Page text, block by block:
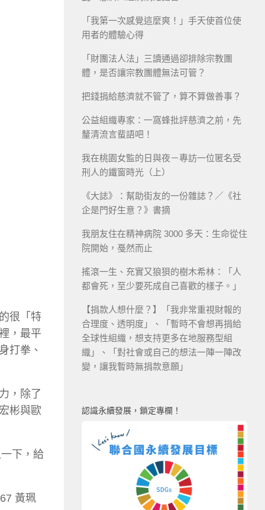
很「特
，最平
打拳、
，除了
彬與歐
下，給
黃珮
「我第一次感覺這麼爽！」手天使首位使
用者的體驗心得
「財團法人法」三讀通過卻排除宗教團
體，是否讓宗教團體無法可管？
把錢捐給慈濟就不管了，算不算做善事？
公益組織專家：一窩蜂批評慈濟之前，先
釐清流言蜚語吧！
我在桃園女監的日與夜－專訪一位匿名受
刑人的鐵窗時光（上）
《大誌》：幫助街友的一份雜誌？／《社
企是門好生意？》書摘
我朋友住在精神病院 3000 多天：生命從住
院開始，戞然而止
搖滾一生、充實又狼狽的樹木希林：「人
都會死，至少要死成自己喜歡的樣子。」
【捐款人想什麼？】「我非常重視財報的
合理度、透明度」、「暫時不會想再捐給
全球性組織，想支持更多在地服務型組
織」、「對社會或自己的想法一陣一陣改
變，讓我暫時無捐款意願」
認識永續發展，鎖定專欄！